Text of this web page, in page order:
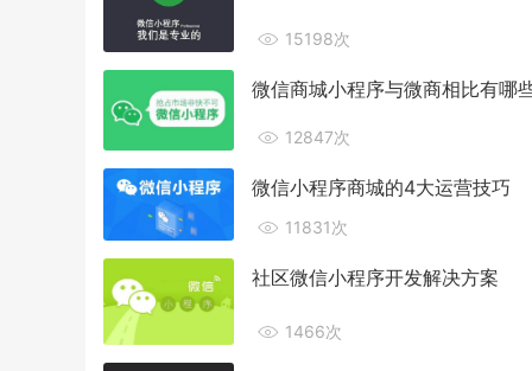
15198次
微信商城小程序与微商相比有哪
12847次
微信小程序商城的4大运营技巧
11831次
社区微信小程序开发解决方案
1466次